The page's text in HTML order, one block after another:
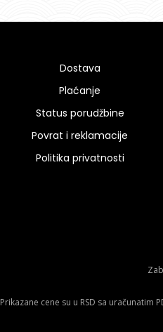
Dostava
Plaćanje
Status porudžbine
Povrat i reklamacije
Politika privatnosti
Prikazane cene su u RSD sa